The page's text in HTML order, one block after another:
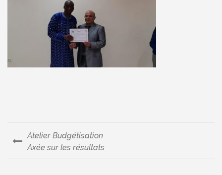
Navigation
de
Atelier Budgétisation
Axée sur les résultats